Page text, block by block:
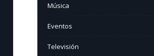
Música
Eventos
Televisión